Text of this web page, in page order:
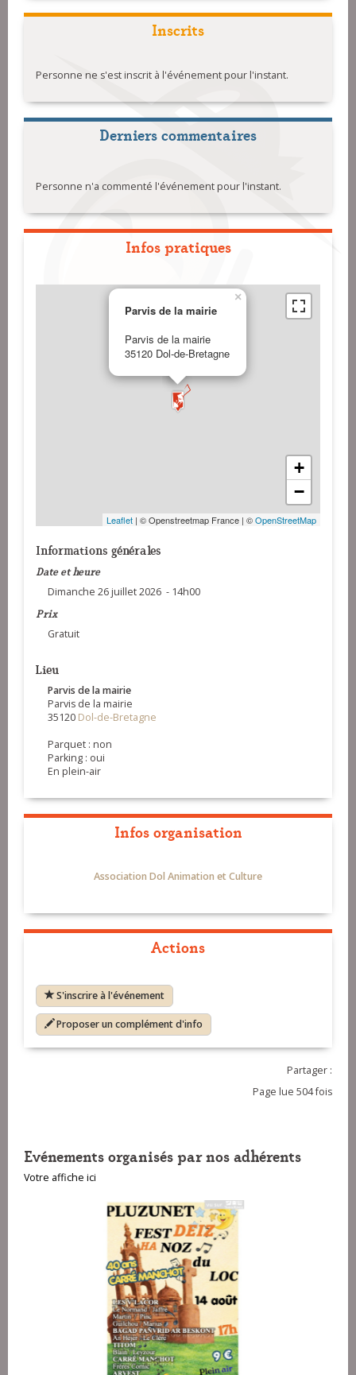
Inscrits
Personne ne s'est inscrit à l'événement pour l'instant.
Derniers commentaires
Personne n'a commenté l'événement pour l'instant.
Infos pratiques
Parvis de la mairie
Parvis de la mairie
35120 Dol-de-Bretagne
×
+
−
Leaflet | © Openstreetmap France | ©OpenStreetMap
Informations générales
Date et heure
Dimanche 26 juillet 2026 - 14h00
Prix
Gratuit
Lieu
Parvis de la mairie
Parvis de la mairie
35120 Dol-de-Bretagne
Parquet : non
Parking : oui
En plein-air
Infos organisation
Association Dol Animation et Culture
Actions
S'inscrire à l'événement
Proposer un complément d'info
Partager :
Page lue 504 fois
Evénements organisés par nos adhérents
Votre affiche ici